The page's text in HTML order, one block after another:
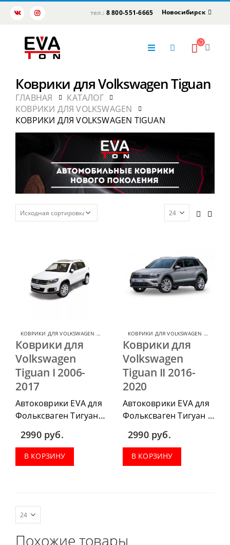
тел.: 8 800-551-6665 Новосибирск
Коврики для Volkswagen Tiguan
ГЛАВНАЯ
КАТАЛОГ
КОВРИКИ ДЛЯ VOLKSWAGEN
КОВРИКИ ДЛЯ VOLKSWAGEN TIGUAN
КОВРИКИ ДЛЯ VOLKSWAGEN TIGUAN КОВРИКИ ДЛЯ VOLKSWAGEN
Коврики для
Volkswagen
Tiguan I 2006-
2017
Автоковрики EVA для
Фольксваген Тигуан
2006-2017 можно
приобрести в
комплектации:
водительский коврик,
2990 руб.
В КОРЗИНУ
КОВРИКИ ДЛЯ VOLKSWAGEN TIGUAN
Коврики для
Volkswagen
Tiguan II 2016-
2020
Автоковрики EVA для
Фольксваген Тигуан 2
2016-2020 можно
приобрести в
комплектации:
водительский коврик,
2990 руб.
В КОРЗИНУ
Похожие товары